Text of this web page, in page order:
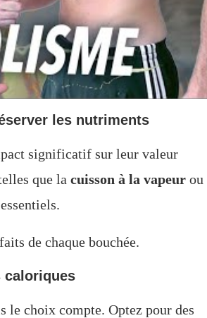
les nutriments
significatif sur leur valeur
que la cuisson à la vapeur ou
de chaque bouchée.
caloriques
le choix compte. Optez pour des